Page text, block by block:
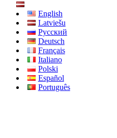
English
Latviešu
Русский
Deutsch
Français
Italiano
Polski
Español
Português